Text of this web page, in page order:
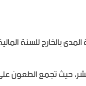
لمدة 72 ساعة ابتداء من تاريخ